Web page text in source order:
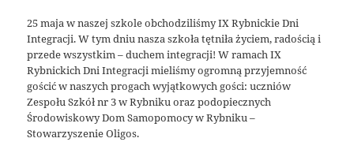
25 maja w naszej szkole obchodziliśmy IX Rybnickie Dni
Integracji. W tym dniu nasza szkoła tętniła życiem, radością i
przede wszystkim – duchem integracji! W ramach IX
Rybnickich Dni Integracji mieliśmy ogromną przyjemność
gościć w naszych progach wyjątkowych gości: uczniów
Zespołu Szkół nr 3 w Rybniku oraz podopiecznych
Środowiskowy Dom Samopomocy w Rybniku –
Stowarzyszenie Oligos.